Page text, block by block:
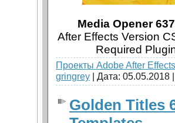
Media Opener
After Effects Version
Required
Проекты Adobe After Effects
gringrey | Дата: 05.05.2018
Golden Titles